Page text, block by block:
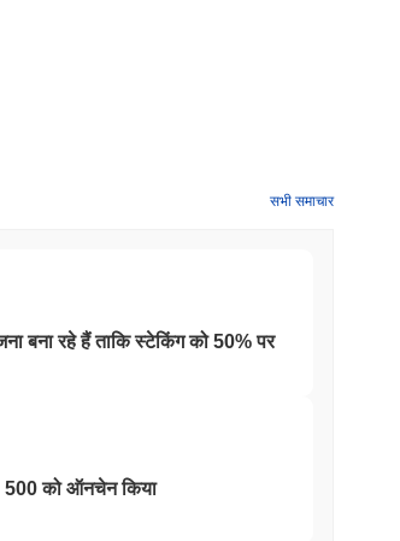
सभी समाचार
बना रहे हैं ताकि स्टेकिंग को 50% पर
500 को ऑनचेन किया